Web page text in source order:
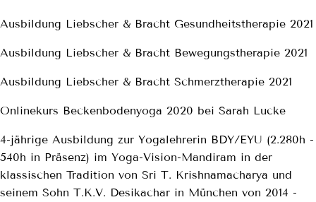
Ausbildung Liebscher & Bracht Gesundheitstherapie 2021
Ausbildung Liebscher & Bracht Bewegungstherapie 2021
Ausbildung Liebscher & Bracht Schmerztherapie 2021
Onlinekurs Beckenbodenyoga 2020 bei Sarah Lucke
4-jährige Ausbildung zur Yogalehrerin BDY/EYU (2.280h -
540h in Präsenz) im Yoga-Vision-Mandiram in der
klassischen Tradition von Sri T. Krishnamacharya und
seinem Sohn T.K.V. Desikachar in München von 2014 -